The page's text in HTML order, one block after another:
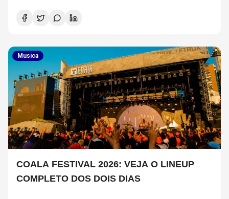
Musica
COALA FESTIVAL 2026: VEJA O LINEUP
COMPLETO DOS DOIS DIAS